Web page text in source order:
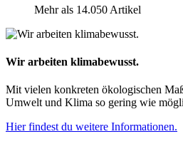
Mehr als 14.050 Artikel
Wir arbeiten klimabewusst.
Mit vielen konkreten ökologischen
Umwelt und Klima so gering wie
Hier findest du weitere Informationen.